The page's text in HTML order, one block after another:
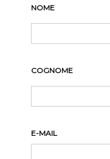
NOME
COGNOME
E-MAIL